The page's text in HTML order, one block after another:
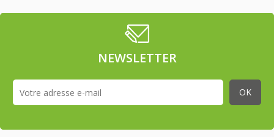
NEWSLETTER